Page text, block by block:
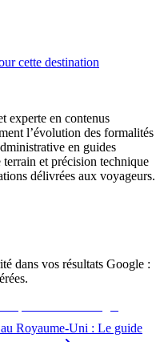
cette destination
experte en contenus
l’évolution des formalités
en guides
et précision technique
délivrées aux voyageurs.
dans vos résultats Google :
Royaume-Uni : Le guide